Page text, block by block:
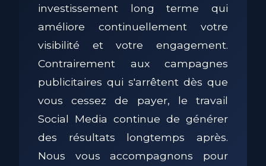
investissement long terme qui
améliore continuellement votre
visibilité et votre engagement.
Contrairement aux campagnes
publicitaires qui s'arrêtent dès que
vous cessez de payer, le travail
Social Media continue de générer
des résultats longtemps après.
Nous vous accompagnons pour